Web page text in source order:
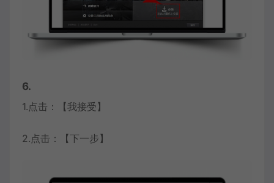
6.
1.点击：【我接受】
2.点击：【下一步】